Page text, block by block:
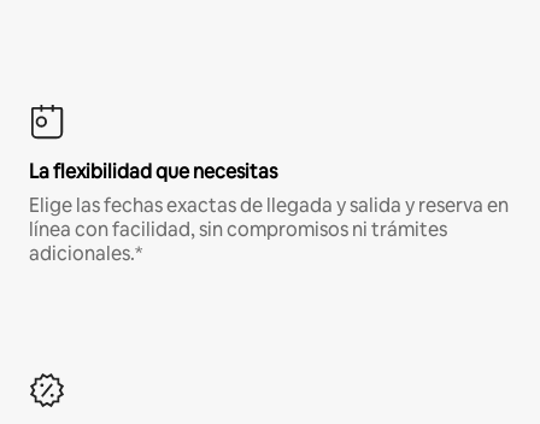
La flexibilidad que necesitas
Elige las fechas exactas de llegada y salida y reserva en
línea con facilidad, sin compromisos ni trámites
adicionales.*